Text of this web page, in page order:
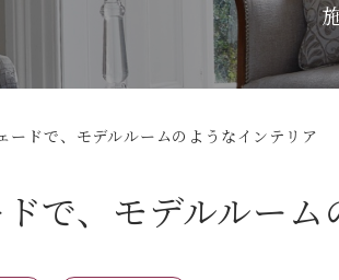
ードで、モデルルームのようなインテリア
で、モデルルー